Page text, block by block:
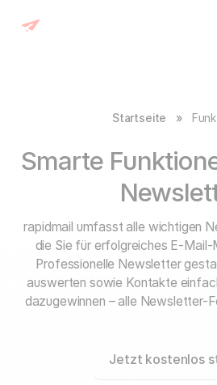
Startseite »
Smarte
rapidmail umfasst alle wichtigen
die Sie für erfolgreiches E-Mail-
Professionelle Newsletter
auswerten sowie Kontakte
dazugewinnen – alle Newsletter-
Jetzt kostenlos